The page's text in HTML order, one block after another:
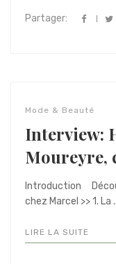
Partager:
Mode & Beauté
Interview:
Moureyre,
Introduction
chez Marcel >> 1. La
LIRE LA SUITE